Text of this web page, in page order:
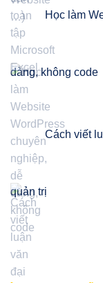
Học làm
dàng, không code
Cách viết
quản trị